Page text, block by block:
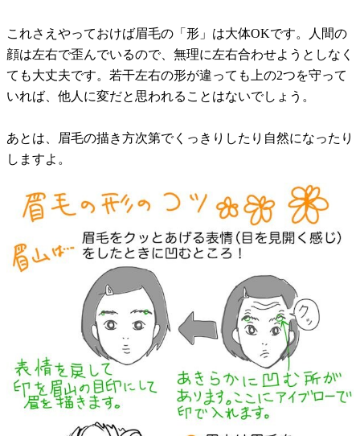
これさえやっておけば眉毛の「形」は大体OKです。人間の
顔は左右で歪んでいるので、無理に左右合わせようとしなく
ても大丈夫です。若干左右の形が違っても上の2つを守って
いれば、他人に変だと思われることはないでしょう。
あとは、眉毛の描き方次第でくっきりしたり自然になったり
しますよ。